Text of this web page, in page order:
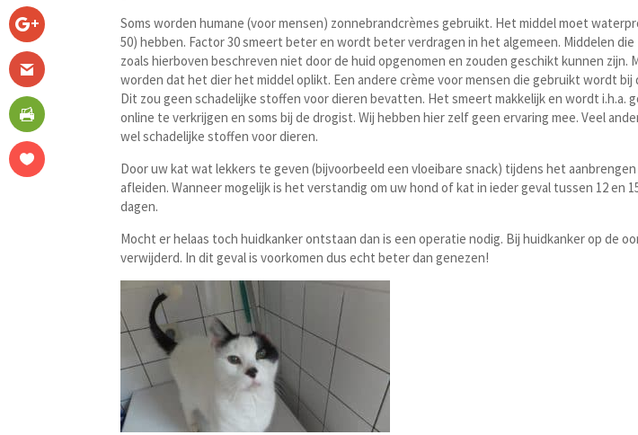
Soms worden humane (voor mensen) zonnebrandcrèmes gebruikt. Het middel moet
50) hebben. Factor 30 smeert beter en wordt beter verdragen in het algemeen. Middelen
zoals hierboven beschreven niet door de huid opgenomen en zouden geschikt kunnen zijn.
worden dat het dier het middel oplikt. Een andere crème voor mensen die gebruikt wordt bij
Dit zou geen schadelijke stoffen voor dieren bevatten. Het smeert makkelijk en wordt i.h.a.
online te verkrijgen en soms bij de drogist. Wij hebben hier zelf geen ervaring mee. Veel
wel schadelijke stoffen voor dieren.
Door uw kat wat lekkers te geven (bijvoorbeeld een vloeibare snack) tijdens het
afleiden. Wanneer mogelijk is het verstandig om uw hond of kat in ieder geval tussen 12 en
dagen.
Mocht er helaas toch huidkanker ontstaan dan is een operatie nodig. Bij huidkanker op de
verwijderd. In dit geval is voorkomen dus echt beter dan genezen!